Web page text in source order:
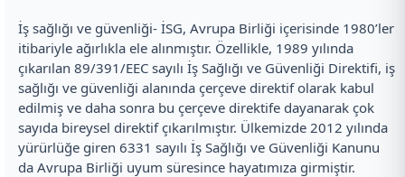
İş sağlığı ve güvenliği- İSG, Avrupa Birliği içerisinde 1980’ler
itibariyle ağırlıkla ele alınmıştır. Özellikle, 1989 yılında
çıkarılan 89/391/EEC sayılı İş Sağlığı ve Güvenliği Direktifi, iş
sağlığı ve güvenliği alanında çerçeve direktif olarak kabul
edilmiş ve daha sonra bu çerçeve direktife dayanarak çok
sayıda bireysel direktif çıkarılmıştır. Ülkemizde 2012 yılında
yürürlüğe giren 6331 sayılı İş Sağlığı ve Güvenliği Kanunu
da Avrupa Birliği uyum süresince hayatımıza girmiştir.